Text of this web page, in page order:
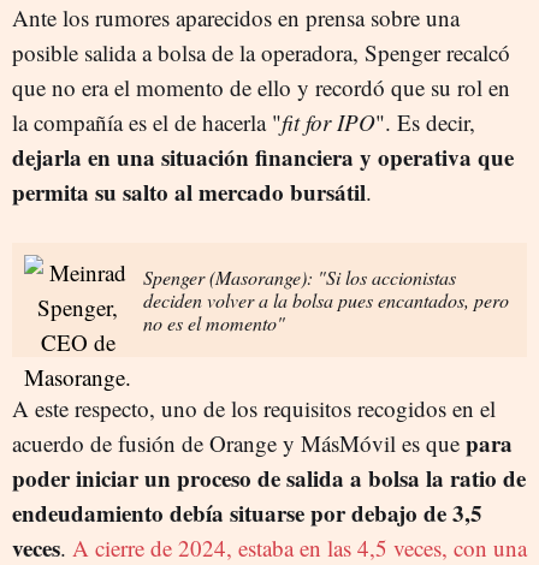
Ante los rumores aparecidos en prensa sobre una
posible salida a bolsa de la operadora, Spenger recalcó
que no era el momento de ello y recordó que su rol en
la compañía es el de hacerla "fit for IPO". Es decir,
dejarla en una situación financiera y operativa que
permita su salto al mercado bursátil.
Spenger (Masorange): "Si los accionistas
deciden volver a la bolsa pues encantados, pero
no es el momento"
A este respecto, uno de los requisitos recogidos en el
acuerdo de fusión de Orange y MásMóvil es que para
poder iniciar un proceso de salida a bolsa la ratio de
endeudamiento debía situarse por debajo de 3,5
veces. A cierre de 2024, estaba en las 4,5 veces, con una